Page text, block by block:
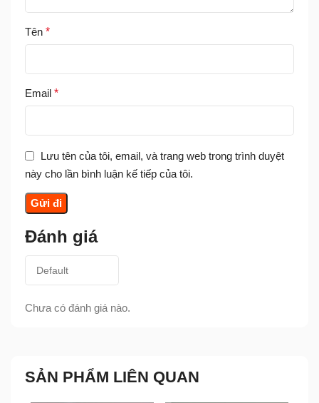
Đánh giá
Chưa có đánh giá nào.
Tên *
Email *
Lưu tên của tôi, email, và trang web trong trình duyệt
này cho lần bình luận kế tiếp của tôi.
SẢN PHẨM LIÊN QUAN